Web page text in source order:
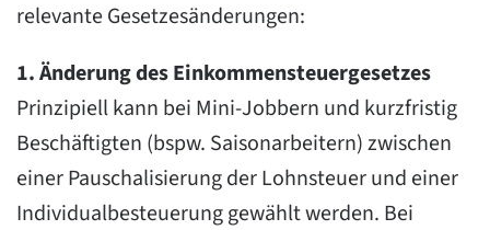
relevante Gesetzesänderungen:
1. Änderung des Einkommensteuergesetzes
Prinzipiell kann bei Mini-Jobbern und kurzfristig
Beschäftigten (bspw. Saisonarbeitern) zwischen
einer Pauschalisierung der Lohnsteuer und einer
Individualbesteuerung gewählt werden. Bei